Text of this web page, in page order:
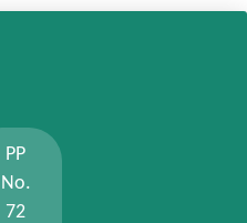
PP
No.
72